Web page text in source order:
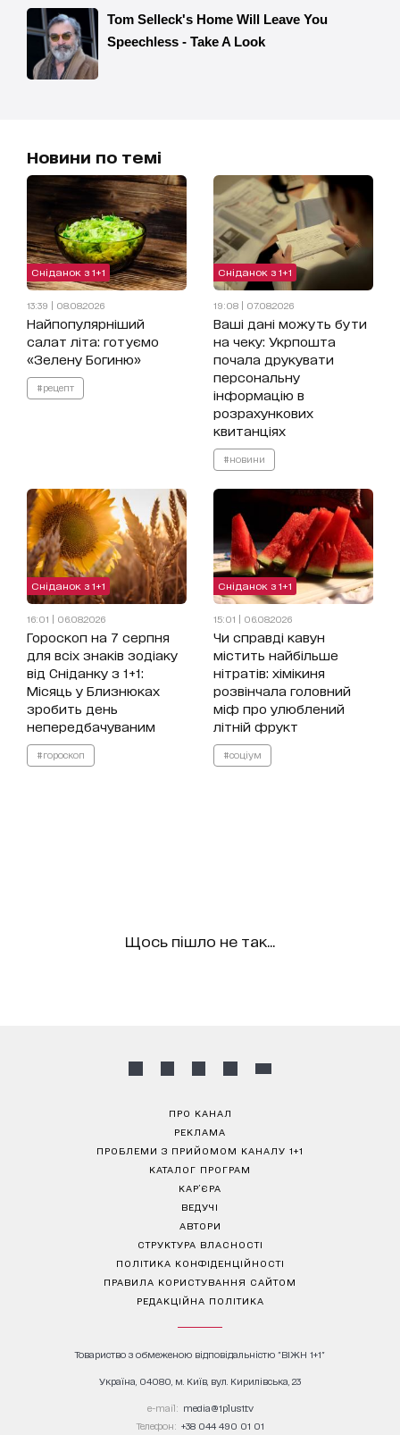
Новини по темі
Сніданок з 1+1
13:39 | 08.08.2026
Найпопулярніший
салат літа: готуємо
«Зелену Богиню»
#рецепт
Сніданок з 1+1
19:08 | 07.08.2026
Ваші дані можуть бути
на чеку: Укрпошта
почала друкувати
персональну
інформацію в
розрахункових
квитанціях
#новини
Сніданок з 1+1
16:01 | 06.08.2026
Гороскоп на 7 серпня
для всіх знаків зодіаку
від Сніданку з 1+1:
Місяць у Близнюках
зробить день
непередбачуваним
#гороскоп
Сніданок з 1+1
15:01 | 06.08.2026
Чи справді кавун
містить найбільше
нітратів: хімікиня
розвінчала головний
міф про улюблений
літній фрукт
#соціум
Щось пішло не так...
ПРО КАНАЛ
РЕКЛАМА
ПРОБЛЕМИ З ПРИЙОМОМ КАНАЛУ 1+1
КАТАЛОГ ПРОГРАМ
КАР’ЄРА
ВЕДУЧІ
АВТОРИ
СТРУКТУРА ВЛАСНОСТІ
ПОЛІТИКА КОНФІДЕНЦІЙНОСТІ
ПРАВИЛА КОРИСТУВАННЯ САЙТОМ
РЕДАКЦІЙНА ПОЛІТИКА
Товариство з обмеженою відповідальністю "ВІЖН 1+1"
Україна, 04080, м. Київ, вул. Кирилівська, 23
е-mail: media@1plus1.tv
Телефон: +38 044 490 01 01